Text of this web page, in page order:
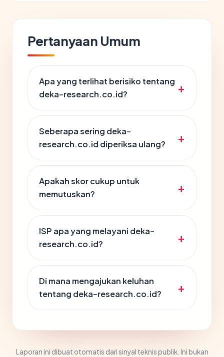
Pertanyaan Umum
Apa yang terlihat berisiko tentang
deka-research.co.id?
Seberapa sering deka-
research.co.id diperiksa ulang?
Apakah skor cukup untuk
memutuskan?
ISP apa yang melayani deka-
research.co.id?
Di mana mengajukan keluhan
tentang deka-research.co.id?
Laporan ini dibuat otomatis dari sinyal teknis publik. Ini bukan